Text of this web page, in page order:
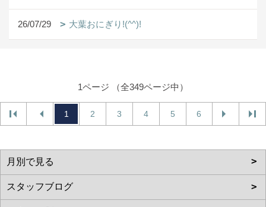
26/07/29 大葉おにぎり!(^^)!
1ページ （全349ページ中）
1 2 3 4 5 6